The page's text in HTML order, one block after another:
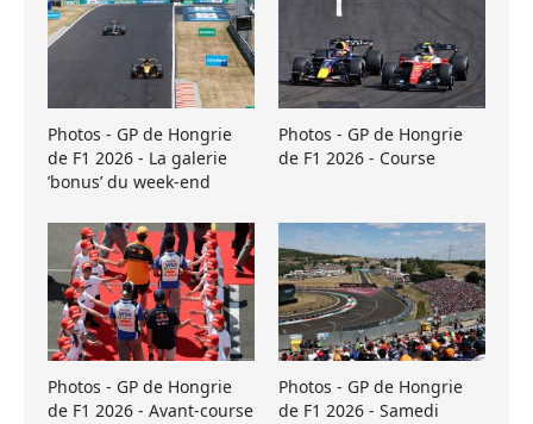
Photos - GP de Hongrie
de F1 2026 - La galerie
’bonus’ du week-end
Photos - GP de Hongrie
de F1 2026 - Course
Photos - GP de Hongrie
de F1 2026 - Avant-course
Photos - GP de Hongrie
de F1 2026 - Samedi